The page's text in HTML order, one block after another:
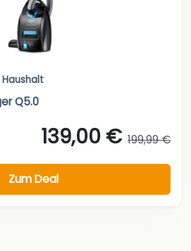
Haushalt
Q5.0
139,00 € 199,99 €
Zum Deal